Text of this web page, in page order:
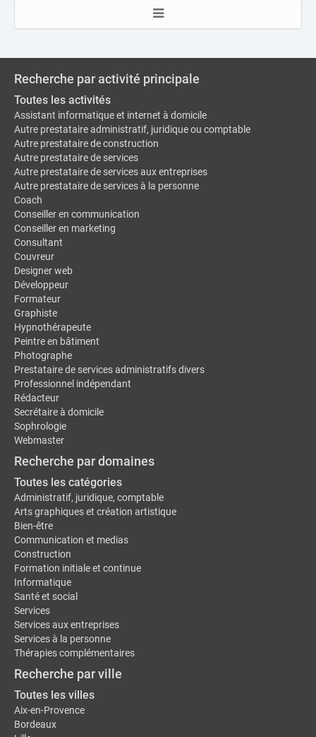
Recherche par activité principale
Toutes les activités
Assistant informatique et internet à domicile
Autre prestataire administratif, juridique ou comptable
Autre prestataire de construction
Autre prestataire de services
Autre prestataire de services aux entreprises
Autre prestataire de services à la personne
Coach
Conseiller en communication
Conseiller en marketing
Consultant
Couvreur
Designer web
Développeur
Formateur
Graphiste
Hypnothérapeute
Peintre en bâtiment
Photographe
Prestataire de services administratifs divers
Professionnel indépendant
Rédacteur
Secrétaire à domicile
Sophrologie
Webmaster
Recherche par domaines
Toutes les catégories
Administratif, juridique, comptable
Arts graphiques et création artistique
Bien-être
Communication et medias
Construction
Formation initiale et continue
Informatique
Santé et social
Services
Services aux entreprises
Services à la personne
Thérapies complémentaires
Recherche par ville
Toutes les villes
Aix-en-Provence
Bordeaux